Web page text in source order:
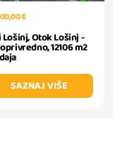
€
Otok Lošinj -
12106 m2
SAZNAJ VIŠE